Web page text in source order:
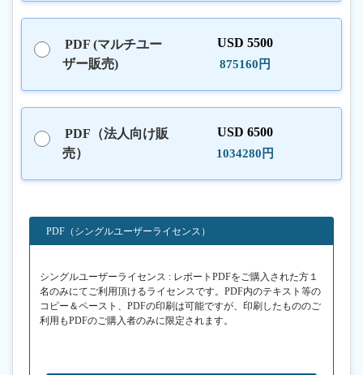
PDF (マルチユー
ザー販売)
USD 5500
875160円
PDF（法人向け販
売）
USD 6500
1034280円
PDF（シングルユーザーライセンス）
シングルユーザーライセンス : レポートPDFをご購入された方１
名のみにてご利用頂けるライセンスです。PDF内のテキスト等の
コピー＆ペースト、PDFの印刷は可能ですが、印刷したもののご
利用もPDFのご購入者のみに限定されます。